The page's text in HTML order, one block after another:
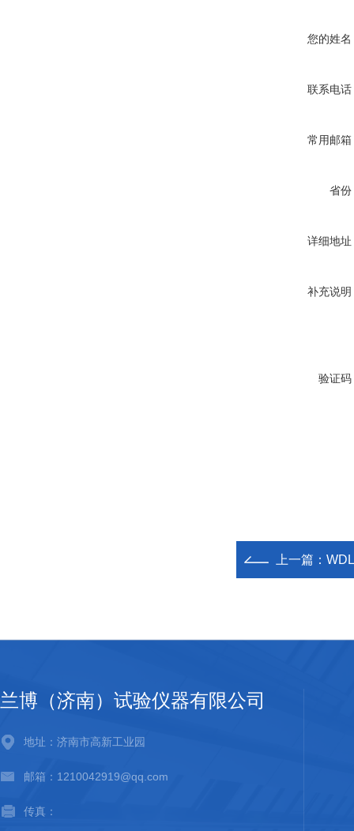
您的姓名
联系电话
常用邮箱
省份
详细地址
补充说明
验证码
上一篇：
兰博（济南）试验仪器有限公司
地址：济南市高新工业园
邮箱：1210042919@qq.com
传真：